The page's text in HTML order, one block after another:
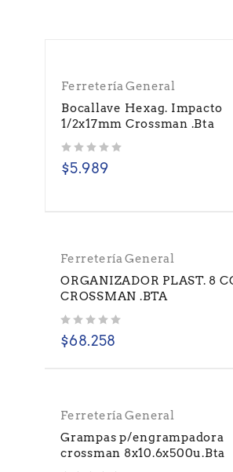
Ferretería General
Bocallave Hexag. Impacto
1/2x17mm Crossman .Bta
$5.989
Ferretería General
ORGANIZADOR PLAST. 8
CROSSMAN .BTA
$68.258
Ferretería General
Grampas p/engrampadora
crossman 8x10.6x500u.Bta